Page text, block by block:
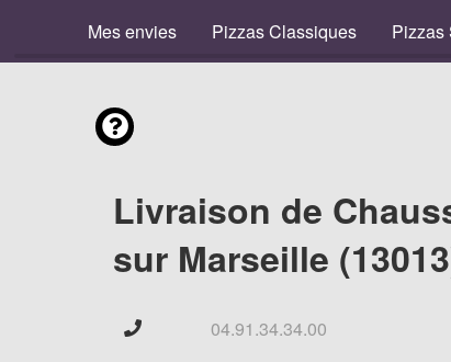
Mes envies Pizzas Classiques Pizzas
Livraison de
sur Marseille
04.91.34.34.00